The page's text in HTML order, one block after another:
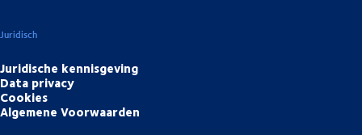
Juridisch
Juridische kennisgeving
Data privacy
Cookies
Algemene Voorwaarden